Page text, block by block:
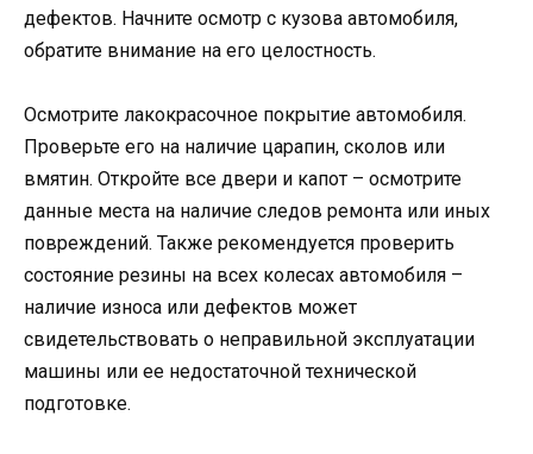
дефектов. Начните осмотр с кузова автомобиля,
обратите внимание на его целостность.
Осмотрите лакокрасочное покрытие автомобиля.
Проверьте его на наличие царапин, сколов или
вмятин. Откройте все двери и капот – осмотрите
данные места на наличие следов ремонта или иных
повреждений. Также рекомендуется проверить
состояние резины на всех колесах автомобиля –
наличие износа или дефектов может
свидетельствовать о неправильной эксплуатации
машины или ее недостаточной технической
подготовке.